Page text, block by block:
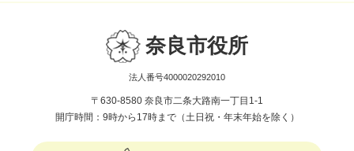
奈良市役所
法人番号4000020292010
〒630-8580 奈良市二条大路南一丁目1-1
開庁時間：9時から17時まで（土日祝・年末年始を除く）